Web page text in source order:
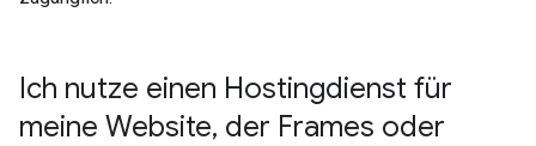
Ich nutze einen Hostingdienst für
meine Website, der Frames oder